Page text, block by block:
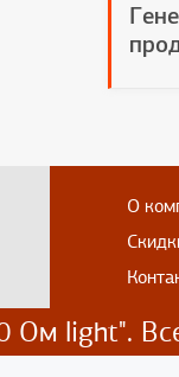
О
Ом light".